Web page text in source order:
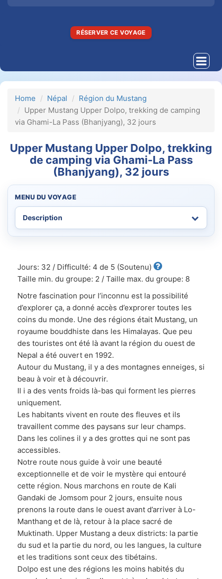
RÉSERVER CE VOYAGE
Home Népal
Région du Mustang
Upper Mustang Upper Dolpo, trekking de camping
via Ghami-La Pass (Bhanjyang), 32 jours
Upper Mustang Upper Dolpo, trekking
de camping via Ghami-La Pass
(Bhanjyang), 32 jours
MENU DU VOYAGE
Jours: 32 / Difficulté: 4 de 5 (Soutenu)
Taille min. du groupe: 2 / Taille max. du groupe: 8
Notre fascination pour l’inconnu est la possibilité
d’explorer ça, a donné accès d’exprorer toutes les
coins du monde. Une des régions était Mustang, un
royaume bouddhiste dans les Himalayas. Que peu
des touristes ont été là avant la région du ouest de
Nepal a été ouvert en 1992.
Autour du Mustang, il y a des montagnes enneiges, si
beau à voir et à découvrir.
Il i a des vents froids là-bas qui forment les pierres
uniquement.
Les habitants vivent en route des fleuves et ils
travaillent comme des paysans sur leur champs.
Dans les colines il y a des grottes qui ne sont pas
accessibles.
Notre route nous guide à voir une beauté
exceptionnelle et de voir le mystère qui entouré
cette région. Nous marchons en route de Kali
Gandaki de Jomsom pour 2 jours, ensuite nous
prenons la route dans le ouest avant d’arriver à Lo-
Manthang et de là, retour à la place sacré de
Muktinath. Upper Mustang a deux districts: la partie
du sud et la partie du nord, ou les langues, la culture
et les traditions sont ceux des tibétains.
Dolpo est une des régions les moins habités du